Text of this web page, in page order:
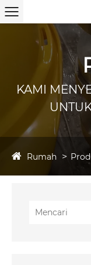
KAMI
Rumah